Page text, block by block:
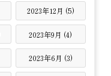
2023年12月 (5)
2023年9月 (4)
2023年6月 (3)